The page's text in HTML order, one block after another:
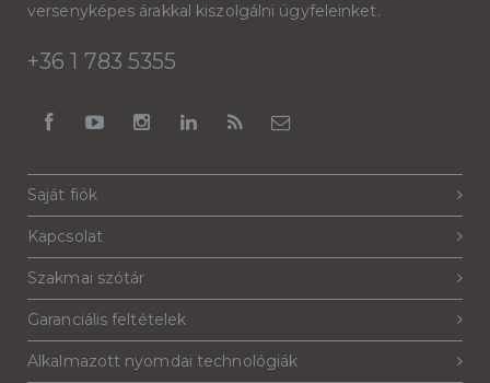
versenyképes árakkal kiszolgálni ügyfeleinket.
+36 1 783 5355
Saját fiók
Kapcsolat
Szakmai szótár
Garanciális feltételek
Alkalmazott nyomdai technológiák